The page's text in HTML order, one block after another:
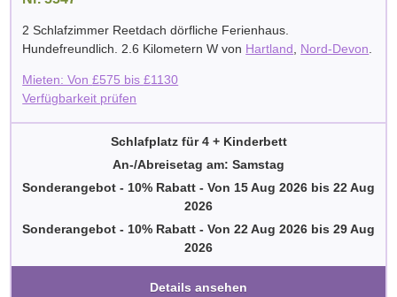
2 Schlafzimmer Reetdach dörfliche Ferienhaus.
Hundefreundlich. 2.6 Kilometern W von Hartland, Nord-Devon.
Mieten: Von£575 bis£1130
Verfügbarkeit prüfen
Schlafplatz für 4 + Kinderbett
An-/Abreisetag am: Samstag
Sonderangebot - 10% Rabatt - Von 15 Aug 2026 bis 22 Aug
2026
Sonderangebot - 10% Rabatt - Von 22 Aug 2026 bis 29 Aug
2026
Details ansehen